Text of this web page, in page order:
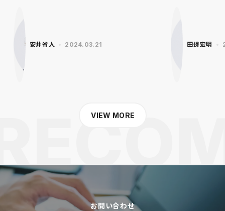
安井省人 2024.03.21 田邊宏明
VIEW MORE
お問い合わせ